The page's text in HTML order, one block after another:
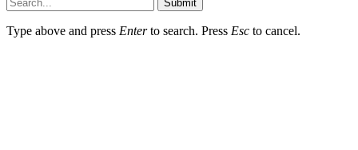
Submit
Type above and press Enterto search. Press Esc to cancel.